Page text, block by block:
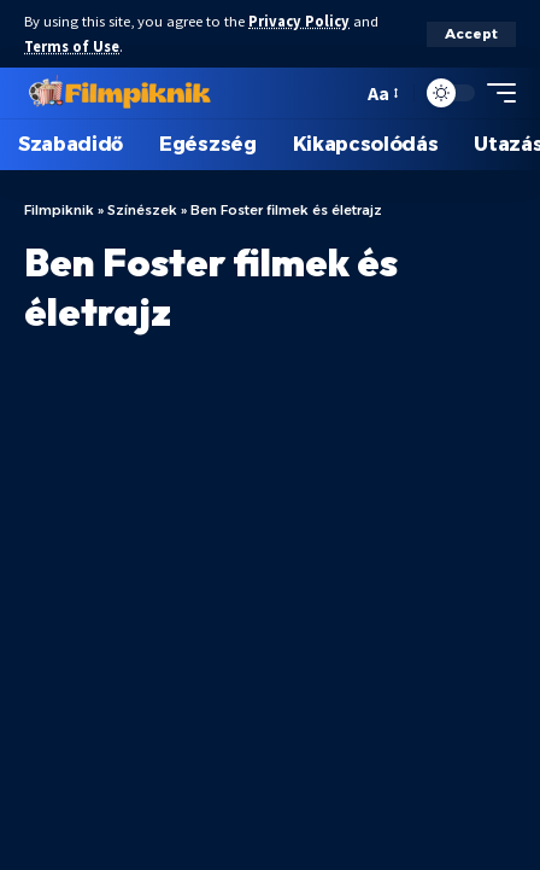
By using this site, you agree to the Privacy Policy and
Terms of Use.
Accept
Aa
Szabadidő Egészség Kikapcsolódás
Filmpiknik » Színészek » Ben Foster filmek és életrajz
Ben Foster filmek és
életrajz